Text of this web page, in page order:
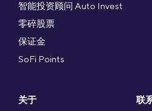
智能投资顾问 Auto Invest
零碎股票
保证金
SoFi Points
关于 联